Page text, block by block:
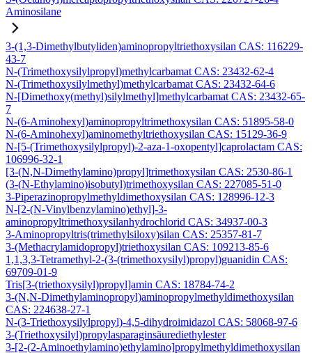
Aminosilane
3-(1,3-Dimethylbutyliden)aminopropyltriethoxysilan CAS: 116229-
43-7
N-(Trimethoxysilylpropyl)methylcarbamat CAS: 23432-62-4
N-(Trimethoxysilylmethyl)methylcarbamat CAS: 23432-64-6
N-[Dimethoxy(methyl)silylmethyl]methylcarbamat CAS: 23432-65-
7
N-(6-Aminohexyl)aminopropyltrimethoxysilan CAS: 51895-58-0
N-(6-Aminohexyl)aminomethyltriethoxysilan CAS: 15129-36-9
N-[5-(Trimethoxysilylpropyl)-2-aza-1-oxopentyl]caprolactam CAS:
106996-32-1
[3-(N,N-Dimethylamino)propyl]trimethoxysilan CAS: 2530-86-1
(3-(N-Ethylamino)isobutyl)trimethoxysilan CAS: 227085-51-0
3-Piperazinopropylmethyldimethoxysilan CAS: 128996-12-3
N-[2-(N-Vinylbenzylamino)ethyl]-3-
aminopropyltrimethoxysilanhydrochlorid CAS: 34937-00-3
3-Aminopropyltris(trimethylsiloxy)silan CAS: 25357-81-7
3-(Methacrylamidopropyl)triethoxysilan CAS: 109213-85-6
1,1,3,3-Tetramethyl-2-(3-(trimethoxysilyl)propyl)guanidin CAS:
69709-01-9
Tris[3-(triethoxysilyl)propyl]amin CAS: 18784-74-2
3-(N,N-Dimethylaminopropyl)aminopropylmethyldimethoxysilan
CAS: 224638-27-1
N-(3-Triethoxysilylpropyl)-4,5-dihydroimidazol CAS: 58068-97-6
3-(Triethoxysilyl)propylasparaginsäurediethylester
3-[2-(2-Aminoethylamino)ethylamino]propylmethyldimethoxysilan